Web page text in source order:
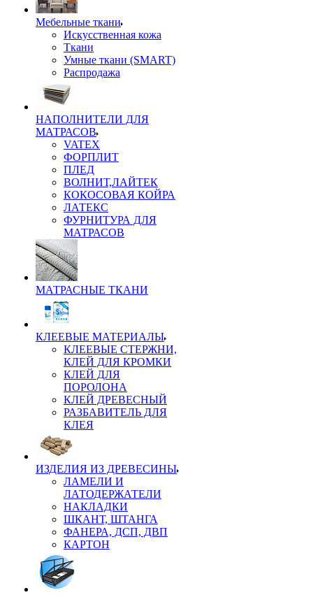
Мебельные ткани
Искусственная кожа
Ткани
Умные ткани (SMART)
Распродажа
НАПОЛНИТЕЛИ ДЛЯ
МАТРАСОВ
VATEX
ФОРПЛИТ
ПЛЕД
ВОЛНИТ,ЛАЙТЕК
КОКОСОВАЯ КОЙРА
ЛАТЕКС
ФУРНИТУРА ДЛЯ
МАТРАСОВ
МАТРАСНЫЕ ТКАНИ
КЛЕЕВЫЕ МАТЕРИАЛЫ
КЛЕЕВЫЕ СТЕРЖНИ,
КЛЕЙ ДЛЯ КРОМКИ
КЛЕЙ ДЛЯ
ПОРОЛОНА
КЛЕЙ ДРЕВЕСНЫЙ
РАЗБАВИТЕЛЬ ДЛЯ
КЛЕЯ
ИЗДЕЛИЯ ИЗ ДРЕВЕСИНЫ
ЛАМЕЛИ И
ЛАТОДЕРЖАТЕЛИ
НАКЛАДКИ
ШКАНТ, ШТАНГА
ФАНЕРА, ДСП, ДВП
КАРТОН